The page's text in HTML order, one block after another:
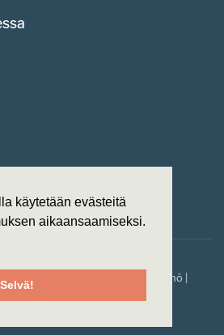
käytetään evästeitä
aikaansaamiseksi.
Selvä!
Made with ❤ by Web-veistämö
Tietosuojaseloste